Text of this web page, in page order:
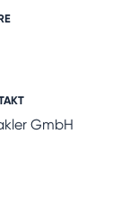
GmbH